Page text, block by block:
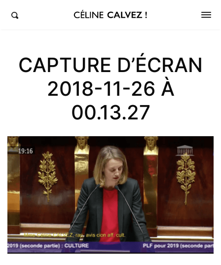
Céline Calvez, députée de la 5ème circonscription des Hauts-de-Seine et Clichy-Levallois
CAPTURE D’ÉCRAN
2018-11-26 À
00.13.27